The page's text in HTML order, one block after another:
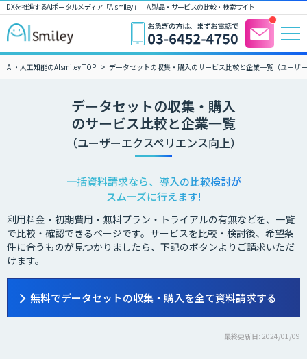
DXを推進するAIポータルメディア「AIsmiley」｜ AI製品・サービスの比較・検索サイト
AI・人工知能のAIsmiley TOP データセットの収集・購入のサービス比較と企業一覧（ユーザ
データセットの収集・購入
のサービス比較と企業一覧
（ユーザーエクスペリエンス向上）
一括資料請求なら、導入の比較検討が
スムーズに行えます!
利用料金・初期費用・無料プラン・トライアルの有無などを、一覧
で比較・確認できるページです。サービスを比較・検討後、希望条
件に合うものが見つかりましたら、下記のボタンよりご請求いただ
けます。
無料でデータセットの収集・購入を全て資料請求する
最終更新日: 2024/01/09